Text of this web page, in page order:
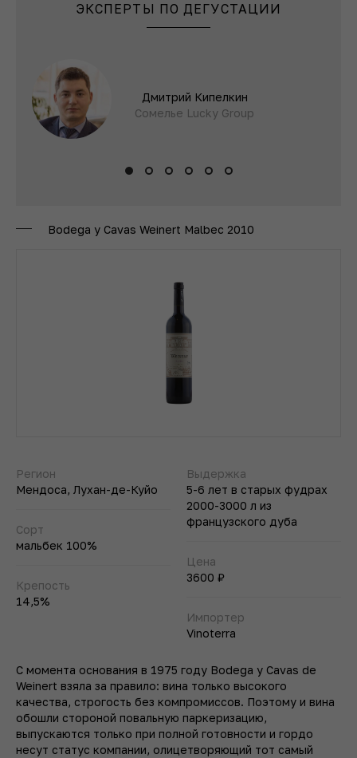
ЭКСПЕРТЫ ПО ДЕГУСТАЦИИ
Дмитрий Кипелкин
Сомелье Lucky Group
Bodega y Cavas Weinert Malbec 2010
Регион
Мендоса, Лухан-де-Куйо
Сорт
мальбек 100%
Крепость
14,5%
Выдержка
5-6 лет в старых фудрах
2000-3000 л из
французского дуба
Цена
3600 ₽
Импортер
Vinoterra
С момента основания в 1975 году Bodega y Cavas de
Weinert взяла за правило: вина только высокого
качества, строгость без компромиссов. Поэтому и вина
обошли стороной повальную паркеризацию,
выпускаются только при полной готовности и гордо
несут статус компании, олицетворяющий тот самый